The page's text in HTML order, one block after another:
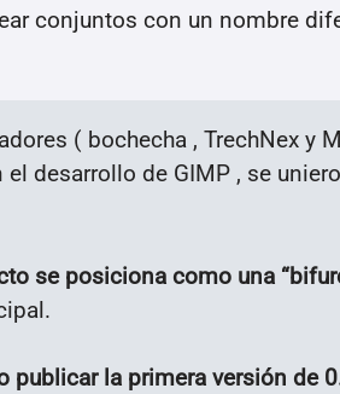
conjuntos con un nombre
( bochecha , TrechNex y
desarrollo de GIMP , se
se posiciona como una
publicar la primera versión de